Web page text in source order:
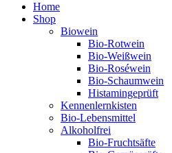
Home
Shop
Biowein
Bio-Rotwein
Bio-Weißwein
Bio-Roséwein
Bio-Schaumwein
Histamingeprüft
Kennenlernkisten
Bio-Lebensmittel
Alkoholfrei
Bio-Fruchtsäfte